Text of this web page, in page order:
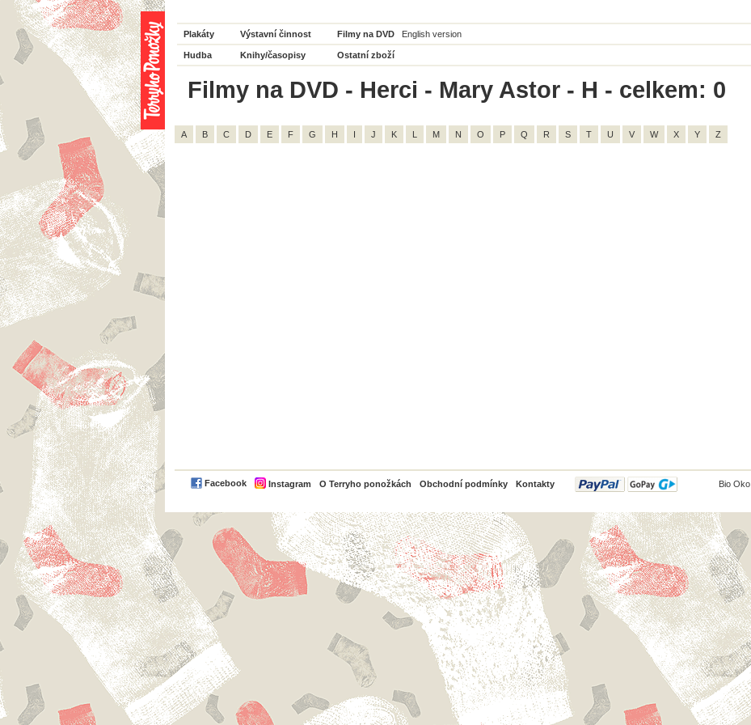
Plakáty Výstavní činnost Filmy na DVD English version
Hudba Knihy/časopisy Ostatní zboží
Filmy na DVD - Herci - Mary Astor - H - celkem: 0
A B C D E F G H I J K L M N O P Q R S T U V W X Y Z
Facebook Instagram O Terryho ponožkách Obchodní podmínky Kontakty
PayPal Bio Oko